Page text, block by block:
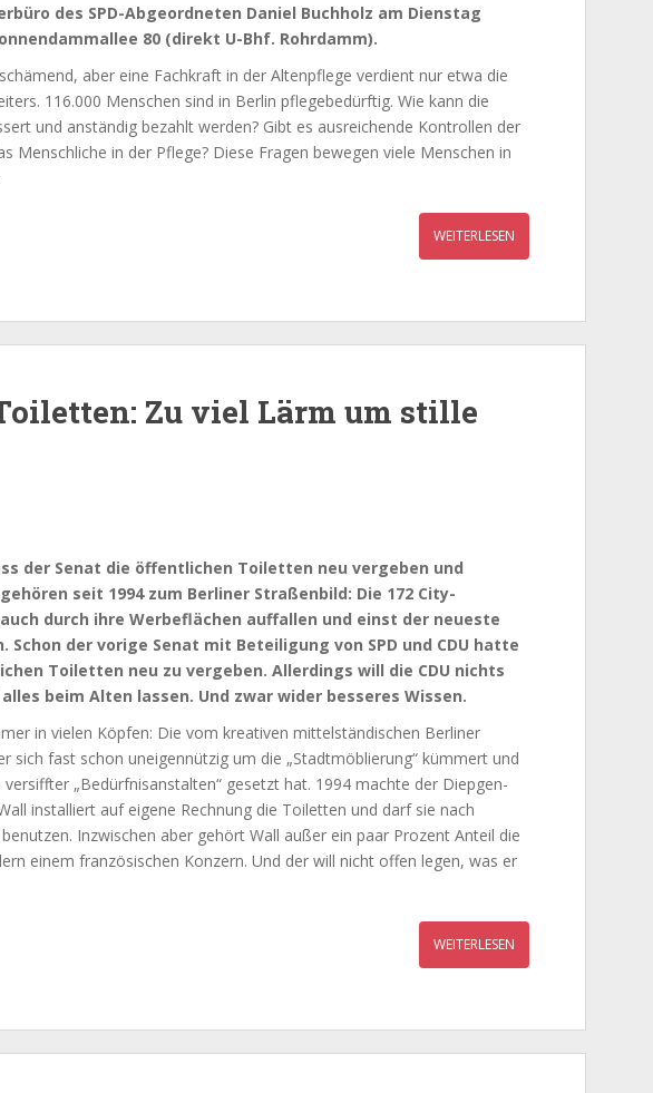
des SPD-Abgeordneten Daniel Buchholz am Dienstag
80 (direkt U-Bhf. Rohrdamm).
aber eine Fachkraft in der Altenpflege verdient nur etwa die
116.000 Menschen sind in Berlin pflegebedürftig. Wie kann die
und anständig bezahlt werden? Gibt es ausreichende Kontrollen der
Menschliche in der Pflege? Diese Fragen bewegen viele Menschen in
WEITERLESEN
Zu viel Lärm um stille
der Senat die öffentlichen Toiletten neu vergeben und
seit 1994 zum Berliner Straßenbild: Die 172 City-
durch ihre Werbeflächen auffallen und einst der neueste
Schon der vorige Senat mit Beteiligung von SPD und CDU hatte
Toiletten neu zu vergeben. Allerdings will die CDU nichts
beim Alten lassen. Und zwar wider besseres Wissen.
in vielen Köpfen: Die vom kreativen mittelständischen Berliner
sich fast schon uneigennützig um die „Stadtmöblierung“ kümmert und
„Bedürfnisanstalten“ gesetzt hat. 1994 machte der Diepgen-
installiert auf eigene Rechnung die Toiletten und darf sie nach
Inzwischen aber gehört Wall außer ein paar Prozent Anteil die
einem französischen Konzern. Und der will nicht offen legen, was er
WEITERLESEN